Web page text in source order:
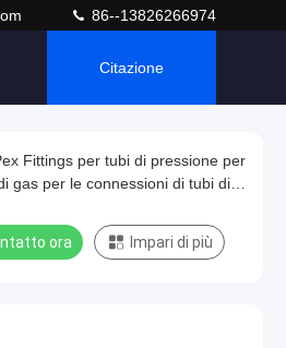
86--13826266974
Citazione
Fittings per tubi di pressione per
gas per le connessioni di tubi di
ora Impari di più